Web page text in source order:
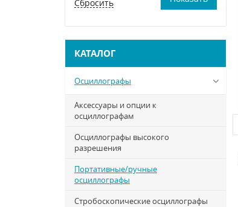
КАТАЛОГ
Осциллографы
Аксессуары и опции к
осциллографам
Осциллографы высокого
разрешения
Портативные/ручные
осциллографы
Стробоскопические осциллографы